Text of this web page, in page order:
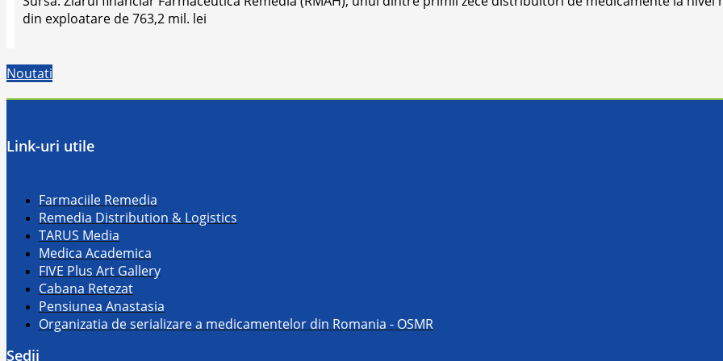
din exploatare de 763,2 mil. lei
Noutati
Link-uri utile
Farmaciile Remedia
Remedia Distribution & Logistics
TARUS Media
Medica Academica
FIVE Plus Art Gallery
Cabana Retezat
Pensiunea Anastasia
Organizatia de serializare a medicamentelor din Romania - OSMR
Sedii